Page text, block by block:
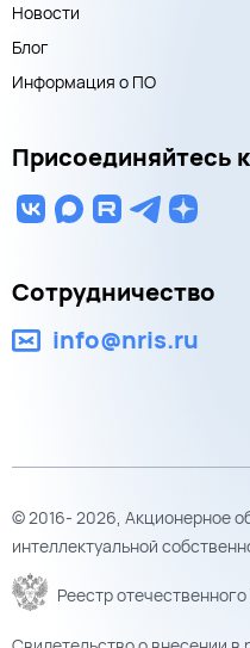
Новости
Блог
Информация о ПО
Присоединяйтесь
Сотрудничество
info@nris.ru
© 2016- 2026, Акционерное
интеллектуальной
Реестр